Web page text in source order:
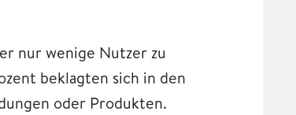
nur wenige Nutzer zu
beklagten sich in den
oder Produkten.